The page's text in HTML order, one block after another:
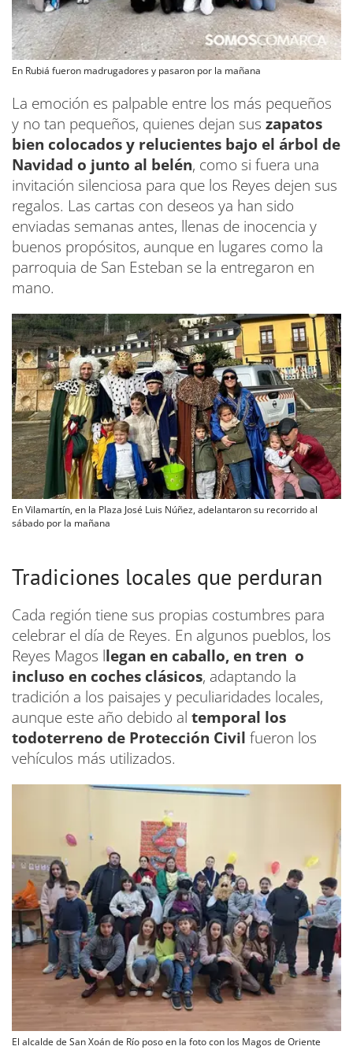
En Rubiá fueron madrugadores y pasaron por la mañana
La emoción es palpable entre los más pequeños
y no tan pequeños, quienes dejan sus zapatos
bien colocados y relucientes bajo el árbol de
Navidad o junto al belén, como si fuera una
invitación silenciosa para que los Reyes dejen sus
regalos. Las cartas con deseos ya han sido
enviadas semanas antes, llenas de inocencia y
buenos propósitos, aunque en lugares como la
parroquia de San Esteban se la entregaron en
mano.
En Vilamartín, en la Plaza José Luis Núñez, adelantaron su recorrido al
sábado por la mañana
Tradiciones locales que perduran
Cada región tiene sus propias costumbres para
celebrar el día de Reyes. En algunos pueblos, los
Reyes Magos llegan en caballo, en tren o
incluso en coches clásicos, adaptando la
tradición a los paisajes y peculiaridades locales,
aunque este año debido al temporal los
todoterreno de Protección Civil fueron los
vehículos más utilizados.
El alcalde de San Xoán de Río poso en la foto con los Magos de Oriente